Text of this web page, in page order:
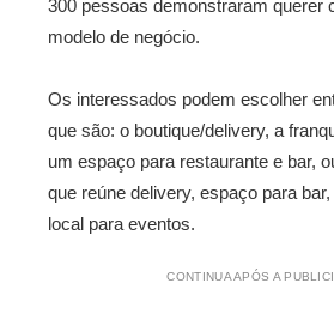
300 pessoas demonstraram querer
modelo de negócio.
Os interessados podem escolher
que são: o boutique/delivery, a
um espaço para restaurante e bar,
que reúne delivery, espaço para
local para eventos.
CONTINUA APÓS A